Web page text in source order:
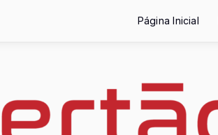
Página Inicial